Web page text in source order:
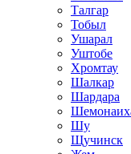
Талгар
Тобыл
Ушарал
Уштобе
Хромтау
Шалкар
Шардара
Шу
Щучинск